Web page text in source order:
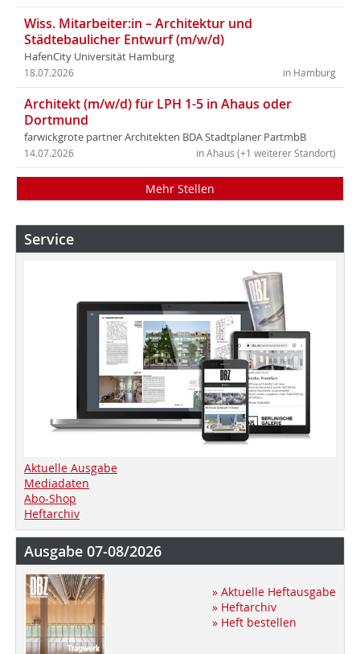
Wiss. Mitarbeiter:in – Architektur und
Städtebaulicher Entwurf (m/w/d)
HafenCity Universität Hamburg
in Hamburg
18.07.2026
Architekt (m/w/d) für LPH 1-5 in Ahaus oder
Dortmund
farwickgrote partner Architekten BDA Stadtplaner PartmbB
in Ahaus (+1 weiterer Standort)
14.07.2026
Mehr Stellen
Service
Aktuelle Ausgabe
Mediadaten
Abo-Shop
Heftarchiv
Ausgabe 07-08/2026
» Aktuelle Heftausgabe
» Heftarchiv
» Heft bestellen